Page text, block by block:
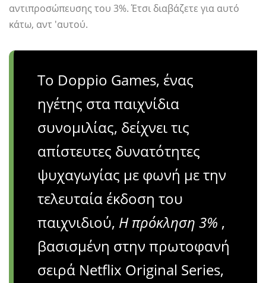
αντιπροσώπευσης του 3%. Έτσι διαβάζετε για αυτό
κάτω, αντ 'αυτού.
Το Doppio Games, ένας
ηγέτης στα παιχνίδια
συνομιλίας, δείχνει τις
απίστευτες δυνατότητες
ψυχαγωγίας με φωνή με την
τελευταία έκδοση του
παιχνιδιού, Η πρόκληση 3% ,
βασισμένη στην πρωτοφανή
σειρά Netflix Original Series,